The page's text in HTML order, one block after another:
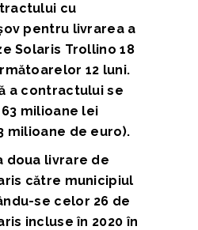
cu
pentru livrarea a
Solaris Trollino 18
12 luni.
a contractului se
milioane lei
milioane de euro).
doua livrare de
către municipiul
se celor 26 de
incluse în 2020 în